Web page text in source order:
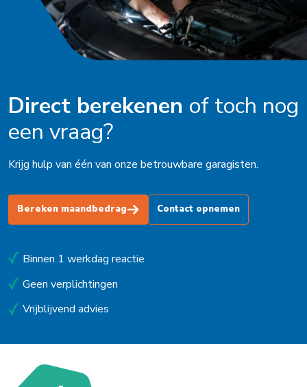
Direct berekenen of toch nog
een vraag?
Krijg hulp van één van onze betrouwbare garagisten.
Bereken maandbedrag Contact opnemen
Binnen 1 werkdag reactie
Geen verplichtingen
Vrijblijvend advies